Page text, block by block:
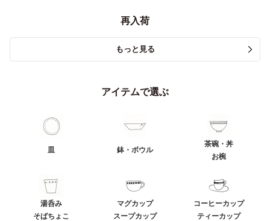
再入荷
もっと見る
アイテムで選ぶ
皿 鉢・ボウル
茶碗・丼
お椀
湯呑み
そばちょこ
マグカップ
スープカップ
コーヒーカップ
ティーカップ